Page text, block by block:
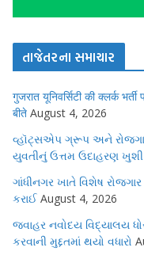
તાજેતરના સમાચાર
गुजरात यूनिवर्सिटी की क्लर्क
बीते August 4, 2026
વ્હૉટ્સએપ ગ્રૂપ અને
યુવતીનું ઉત્તમ ઉદાહરણ ખુશી
ગાંધીનગર ખાતે વિશેષ
કરાઈ August 4, 2026
જવાહર નવોદય વિદ્યાલય
કરવાની મુદ્દતમાં થયો વધારો